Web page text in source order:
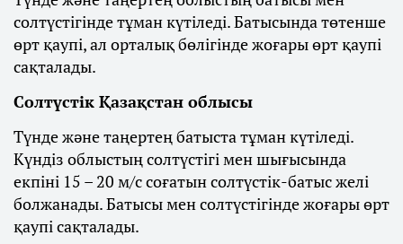
солтүстігінде тұман күтіледі. Батысында төтенше
өрт қаупі, ал орталық бөлігінде жоғары өрт қаупі
сақталады.
Солтүстік Қазақстан облысы
Түнде және таңертең батыста тұман күтіледі.
Күндіз облыстың солтүстігі мен шығысында
екпіні 15 – 20 м/с соғатын солтүстік-батыс желі
болжанады. Батысы мен солтүстігінде жоғары өрт
қаупі сақталады.